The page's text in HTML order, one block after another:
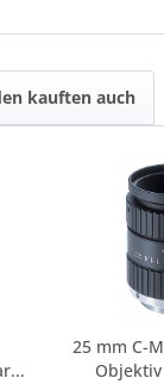
kauften auch
25 mm C-